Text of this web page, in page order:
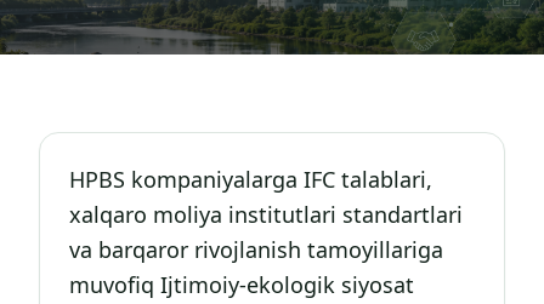
HPBS kompaniyalarga IFC talablari,
xalqaro moliya institutlari standartlari
va barqaror rivojlanish tamoyillariga
muvofiq Ijtimoiy-ekologik siyosat